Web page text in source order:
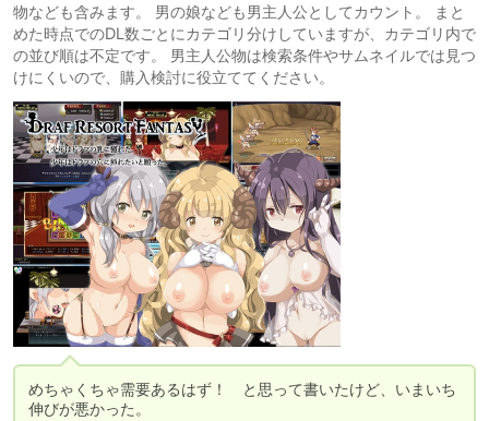
物なども含みます。 男の娘なども男主人公としてカウント。 まと
めた時点でのDL数ごとにカテゴリ分けしていますが、カテゴリ内で
の並び順は不定です。 男主人公物は検索条件やサムネイルでは見つ
けにくいので、購入検討に役立ててください。
めちゃくちゃ需要あるはず！　と思って書いたけど、いまいち
伸びが悪かった。